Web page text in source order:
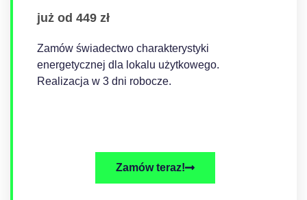
już od 449 zł
Zamów świadectwo charakterystyki
energetycznej dla lokalu użytkowego.
Realizacja w 3 dni robocze.
Zamów teraz!